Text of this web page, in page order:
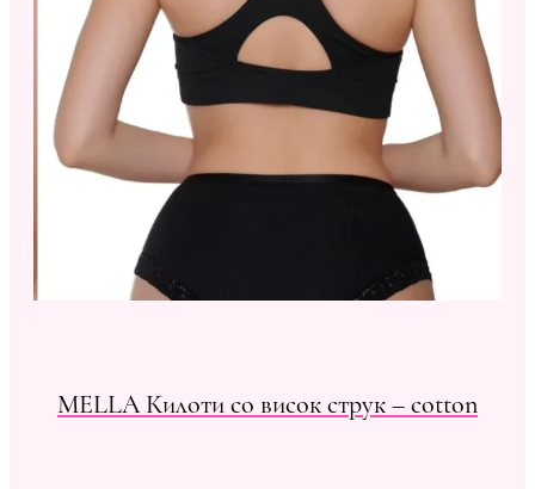
MELLA Килоти со висок струк – cotton